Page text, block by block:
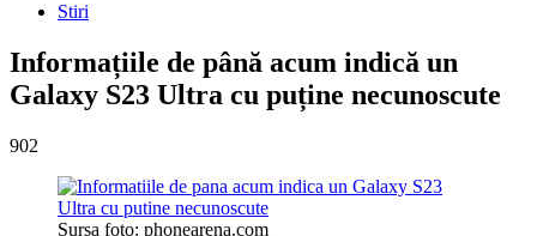
Stiri
Informațiile de până acum indică un
Galaxy S23 Ultra cu puține necunoscute
902
Sursa foto: phonearena.com